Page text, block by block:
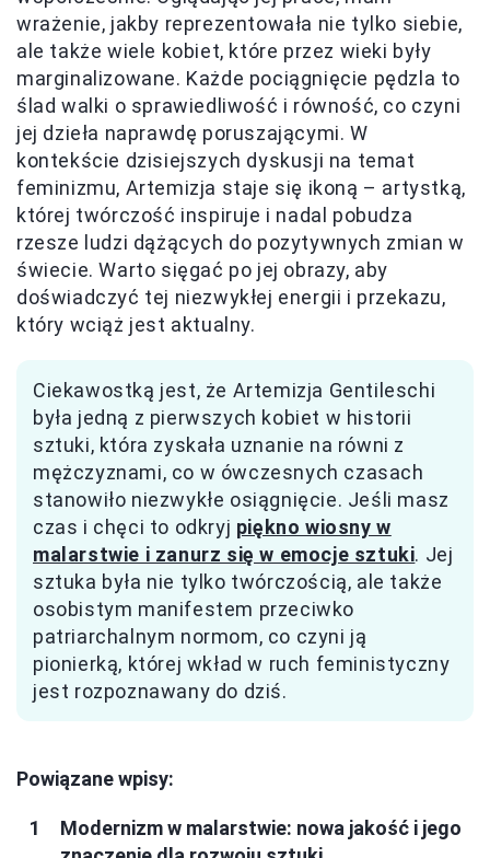
wrażenie, jakby reprezentowała nie tylko siebie,
ale także wiele kobiet, które przez wieki były
marginalizowane. Każde pociągnięcie pędzla to
ślad walki o sprawiedliwość i równość, co czyni
jej dzieła naprawdę poruszającymi. W
kontekście dzisiejszych dyskusji na temat
feminizmu, Artemizja staje się ikoną – artystką,
której twórczość inspiruje i nadal pobudza
rzesze ludzi dążących do pozytywnych zmian w
świecie. Warto sięgać po jej obrazy, aby
doświadczyć tej niezwykłej energii i przekazu,
który wciąż jest aktualny.
Ciekawostką jest, że Artemizja Gentileschi
była jedną z pierwszych kobiet w historii
sztuki, która zyskała uznanie na równi z
mężczyznami, co w ówczesnych czasach
stanowiło niezwykłe osiągnięcie. Jeśli masz
czas i chęci to odkryj piękno wiosny w
malarstwie i zanurz się w emocje sztuki. Jej
sztuka była nie tylko twórczością, ale także
osobistym manifestem przeciwko
patriarchalnym normom, co czyni ją
pionierką, której wkład w ruch feministyczny
jest rozpoznawany do dziś.
Powiązane wpisy:
Modernizm w malarstwie: nowa jakość i jego